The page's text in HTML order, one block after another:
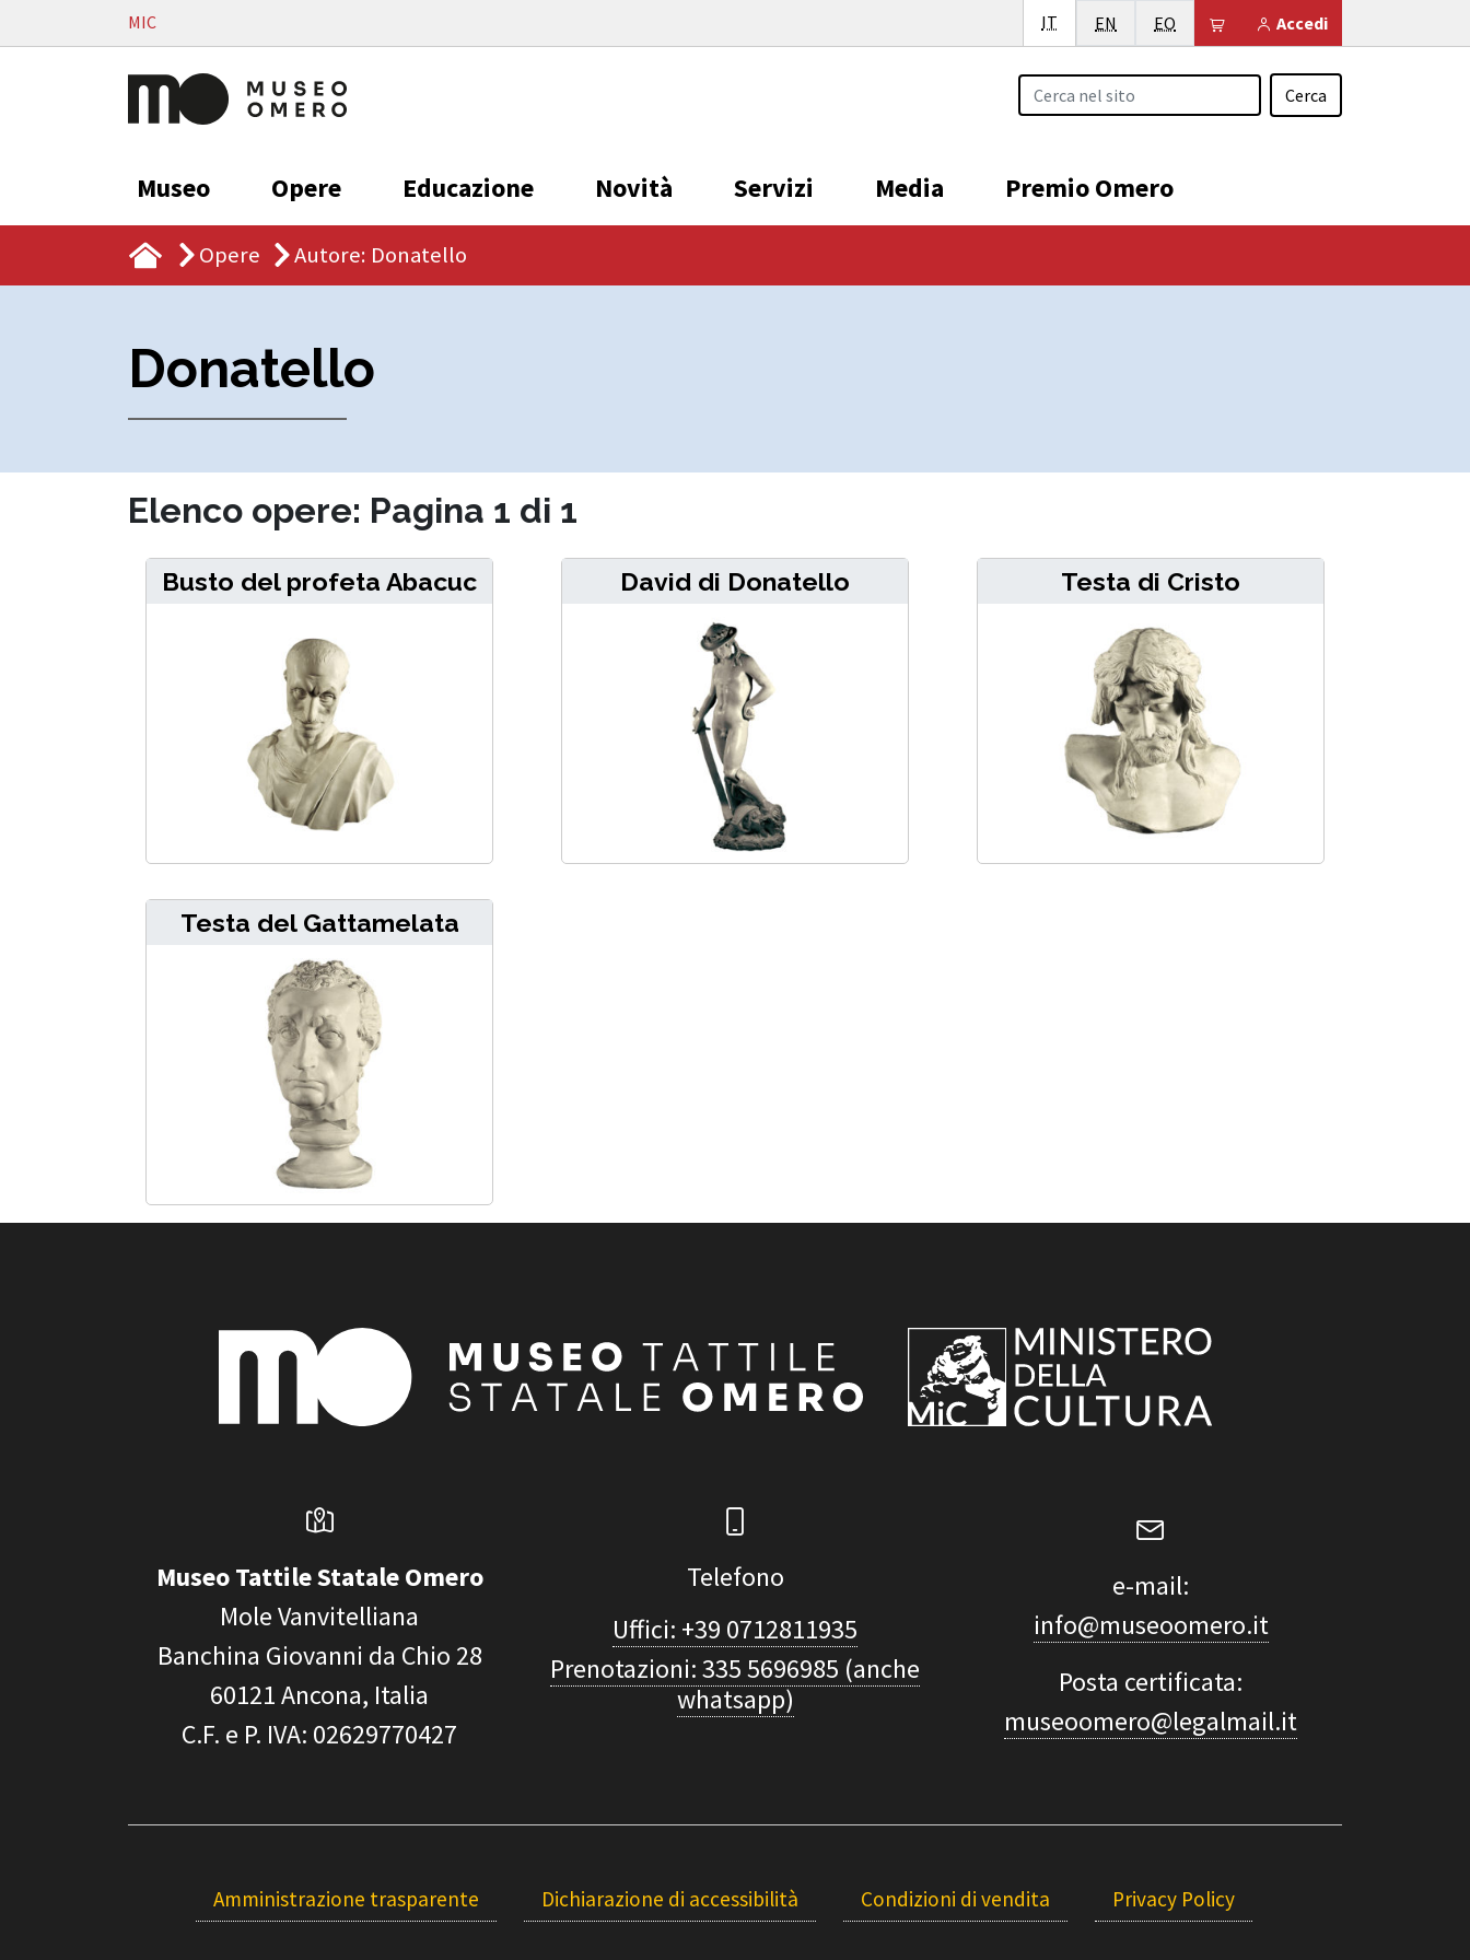
Vai al contenutoMIC Accedi
Il tuo carrello è vuoto
IT Italiano
EN English
EO Esperanto
Cerca
Museo Opere Educazione Novità Servizi Media Premio Omero
Opere Autore: Donatello
Donatello
Elenco opere: Pagina 1 di 1
Busto del profeta Abacuc David di Donatello Testa di Cristo
Testa del Gattamelata
Museo Tattile Statale Omero
Mole Vanvitelliana
Banchina Giovanni da Chio 28
60121Ancona, Italia
C.F. e P. IVA: 02629770427
Telefono
Uffici: +39 0712811935
Prenotazioni: 335 5696985 (anche
whatsapp)
e-mail:
info@museoomero.it
Posta certificata:
museoomero@legalmail.it
Amministrazione trasparente Dichiarazione di accessibilità Condizioni di vendita Privacy Policy